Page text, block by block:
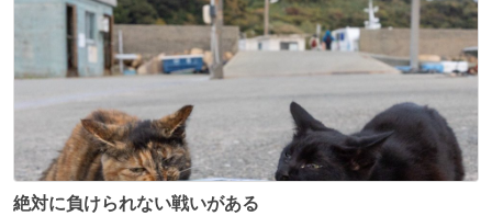
数
ス
ト
数
ね
数
絶対に負けられない戦いがある